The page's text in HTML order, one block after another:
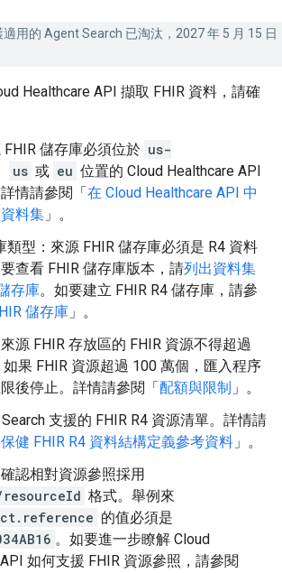
用的 Agent Search 已淘汰，2027 年 5 月 15 日
Healthcare API 擷取 FHIR 資料，請確
儲存庫必須位於 us-
us 或 eu 位置的 Cloud Healthcare API
情請參閱「在 Cloud Healthcare API 中
料集 」。
類型：來源 FHIR 儲存庫必須是 R4 資料
查看 FHIR 儲存庫版本，請列出資料集
存庫。如要建立 FHIR R4 儲存庫，請參
儲存庫 」。
源 FHIR 存放區的 FHIR 資源不得超過
果 FHIR 資源超過 100 萬個，匯入程序
後停止。詳情請參閱「配額與限制 」。
支援的 FHIR R4 資源清單。詳情請
健 FHIR R4 資料結構定義參考資料 」。
認相對資源參照採用
resourceId 格式。舉例來
的值必須是
。如要進一步瞭解 Cloud
如何支援 FHIR 資源參照，請參閱